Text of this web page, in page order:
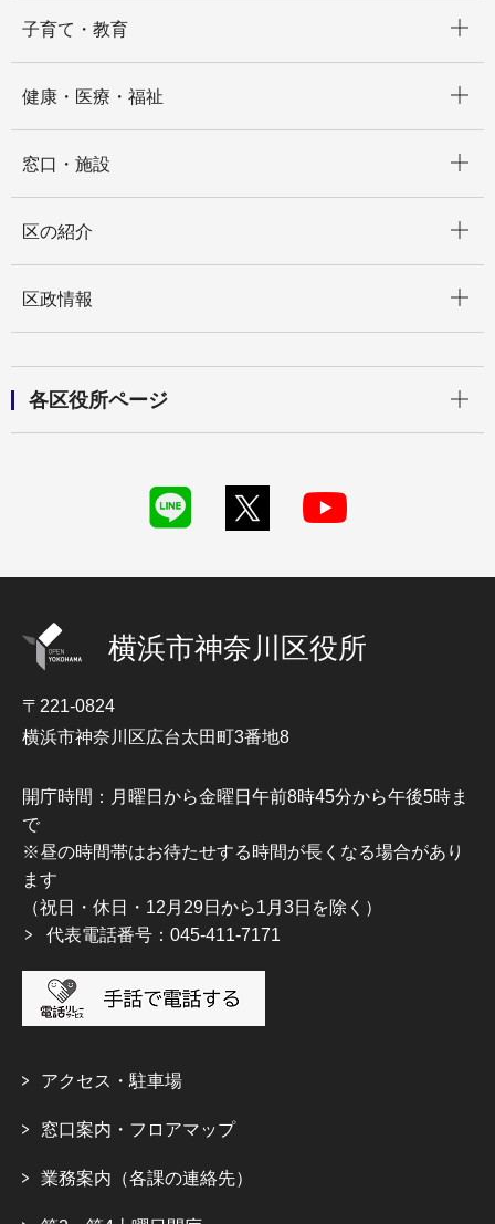
子育て・教育
健康・医療・福祉
窓口・施設
区の紹介
区政情報
各区役所ページ
横浜市神奈川区役所
〒221-0824
横浜市神奈川区広台太田町3番地8
開庁時間：月曜日から金曜日午前8時45分から午後5時ま
で
※昼の時間帯はお待たせする時間が長くなる場合があり
ます
（祝日・休日・12月29日から1月3日を除く）
代表電話番号：045-411-7171
アクセス・駐車場
窓口案内・フロアマップ
業務案内（各課の連絡先）